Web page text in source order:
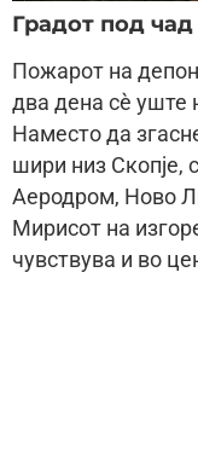
Градот под чад
Пожарот на
два дена сè уште
Наместо да
шири низ Скопје,
Аеродром, Ново
Мирисот на
чувствува и во